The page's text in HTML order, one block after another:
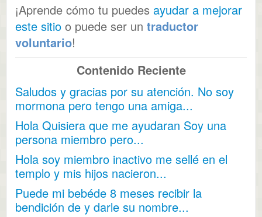
¡Aprende cómo tu puedes ayudar a mejorar
este sitio o puede ser un traductor
voluntario!
Contenido Reciente
Saludos y gracias por su atención. No soy
mormona pero tengo una amiga...
Hola Quisiera que me ayudaran Soy una
persona miembro pero...
Hola soy miembro inactivo me sellé en el
templo y mis hijos nacieron...
Puede mi bebéde 8 meses recibir la
bendición de y darle su nombre...